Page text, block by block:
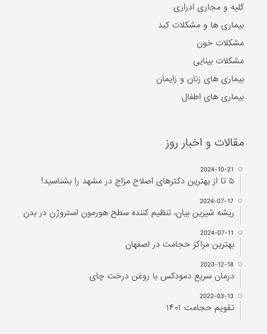
کلیه و مجاری ادراری
بیماری ها و مشکلات کبد
مشکلات خون
مشکلات بینایی
بیماری های زنان و زایمان
بیماری های اطفال
مقالات و اخبار روز
2024-10-21
۵ تا از بهترین دکتر‌های اصلاح مزاج در مشهد را بشناسید!
2024-07-17
ریشه شیرین بیان، تنظیم کننده سطح هورمون استروژن در بدن
2024-07-11
بهترین مراکز حجامت در اصفهان
2023-12-18
درمان سریع دمودکس با روغن درخت چای
2022-03-13
تقویم حجامت ۱۴۰۱